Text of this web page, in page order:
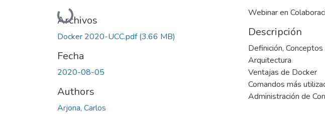
Cargando...
Archivos
Docker 2020-UCC.pdf(3.66 MB)
Fecha
2020-08-05
Authors
Arjona, Carlos
Webinar en
Descripción
Definición,
Arquitectura
Ventajas de Docker
Comandos más
Administración de